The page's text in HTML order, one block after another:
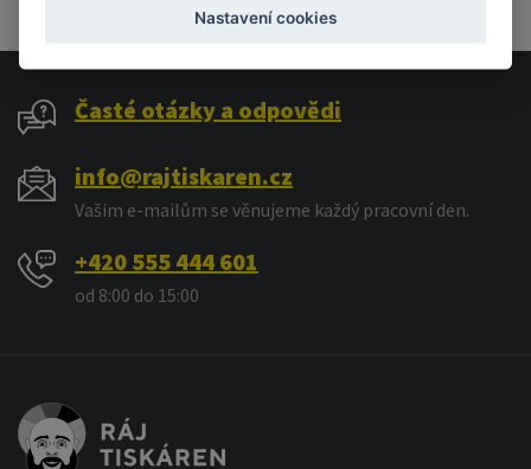
Časté otázky a odpovědi
info@rajtiskaren.cz
Vašim e-mailům se věnujeme každý pracovní den.
+420 555 444 601
od 8:00 do 15:00
Nastavení cookies